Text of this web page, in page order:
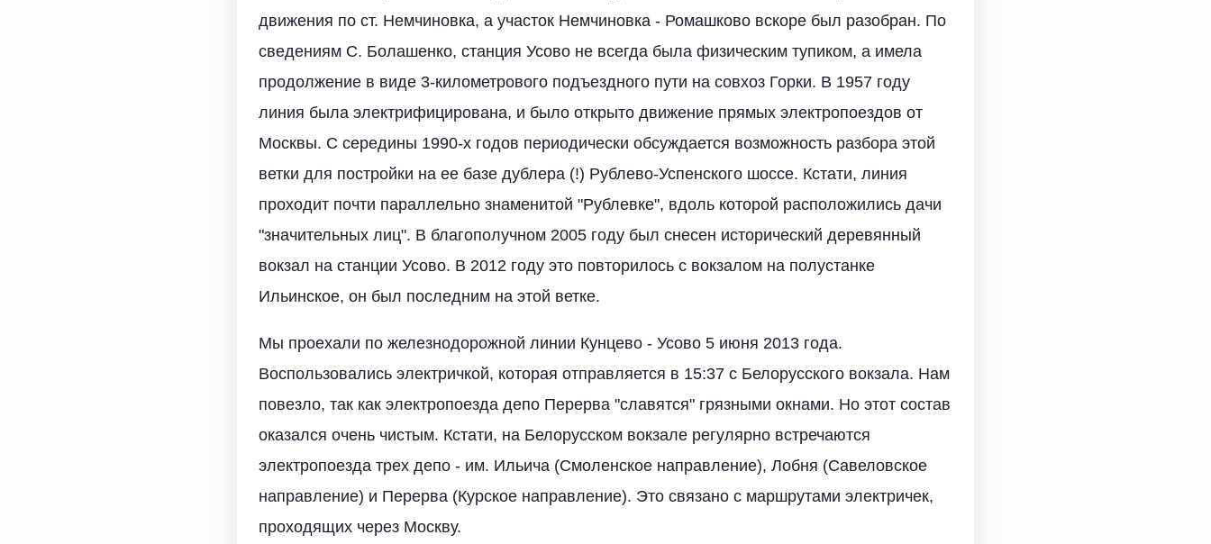
движения по ст. Немчиновка, а участок Немчиновка - Ромашково вскоре был разобран. По
сведениям С. Болашенко, станция Усово не всегда была физическим тупиком, а имела
продолжение в виде 3-километрового подъездного пути на совхоз Горки. В 1957 году
линия была электрифицирована, и было открыто движение прямых электропоездов от
Москвы. С середины 1990-х годов периодически обсуждается возможность разбора этой
ветки для постройки на ее базе дублера (!) Рублево-Успенского шоссе. Кстати, линия
проходит почти параллельно знаменитой "Рублевке", вдоль которой расположились дачи
"значительных лиц". В благополучном 2005 году был снесен исторический деревянный
вокзал на станции Усово. В 2012 году это повторилось с вокзалом на полустанке
Ильинское, он был последним на этой ветке.
Мы проехали по железнодорожной линии Кунцево - Усово 5 июня 2013 года.
Воспользовались электричкой, которая отправляется в 15:37 с Белорусского вокзала. Нам
повезло, так как электропоезда депо Перерва "славятся" грязными окнами. Но этот состав
оказался очень чистым. Кстати, на Белорусском вокзале регулярно встречаются
электропоезда трех депо - им. Ильича (Смоленское направление), Лобня (Савеловское
направление) и Перерва (Курское направление). Это связано с маршрутами электричек,
проходящих через Москву.